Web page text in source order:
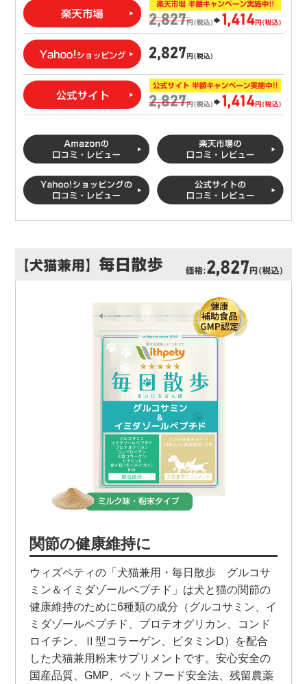
関節の健康維持に
ウィズペティの「犬猫兼用・毎日散歩 グルコサ
ミン＆イミダゾールペプチド」は犬と猫の関節の
健康維持のために6種類の成分（グルコサミン、イ
ミダゾールペプチド、プロテオグリカン、コンド
ロイチン、Ⅱ型コラーゲン、ビタミンD）を配合
した犬猫兼用粉末サプリメントです。安心安全の
国産品質、GMP、ペットフード安全法、残留農薬